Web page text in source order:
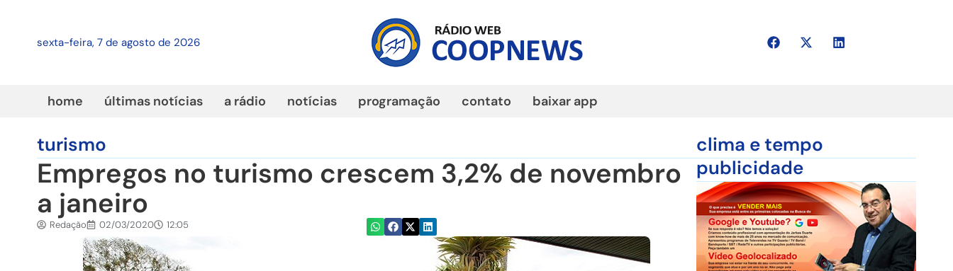
sexta-feira, 7 de agosto de 2026
home últimas notícias a rádio notícias programação contato baixar app
turismo
Empregos no turismo crescem 3,2% de novembro
a janeiro
Redação 02/03/2020 12:05
clima e tempo
publicidade